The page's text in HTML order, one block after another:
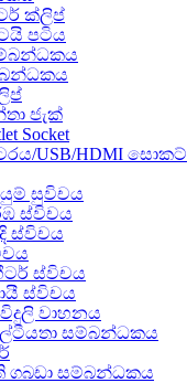
ක්ලිප්
පටිය
ජැක්
Socket
USB/HDMI සොකට්
සුවිචය
ස්විචය
ස්විචය
ස්විචය
ස්විචය
වාහනය
සම්බන්ධකය
ගබඩා සම්බන්ධකය